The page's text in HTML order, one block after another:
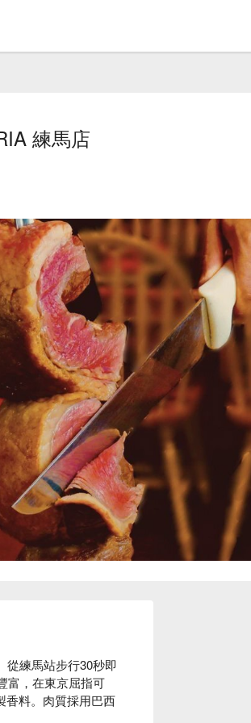
練馬店
從練馬站步行30秒即
富，在東京屈指可
香料。肉質採用巴西